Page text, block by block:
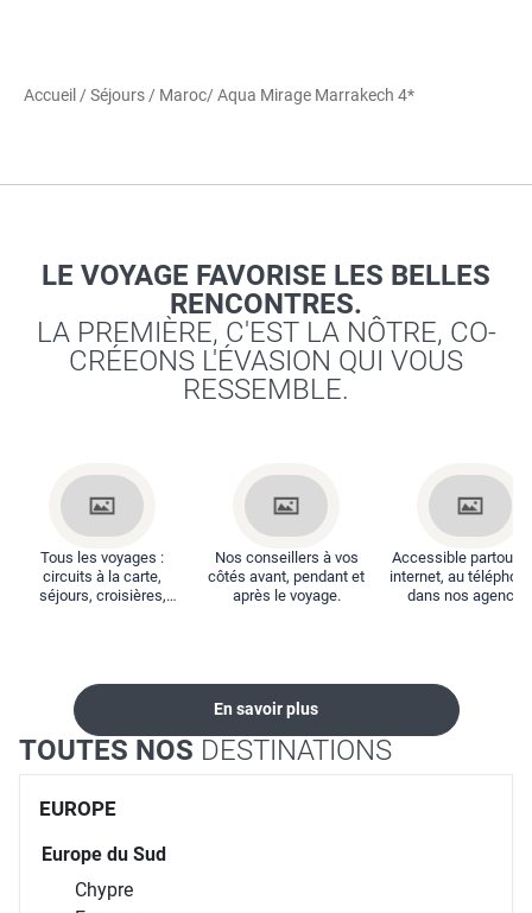
Accueil /Séjours / Maroc/ Aqua Mirage Marrakech 4*
LE VOYAGE FAVORISE LES BELLES
RENCONTRES.
LA PREMIÈRE, C'EST LA NÔTRE, CO-
CRÉEONS L'ÉVASION QUI VOUS
RESSEMBLE.
Tous les voyages :
circuits à la carte,
séjours, croisières,
Nos conseillers à vos
côtés avant, pendant et
après le voyage.
Accessible partout :
internet, au
dans nos
En savoir plus
TOUTES NOS DESTINATIONS
EUROPE
Europe du Sud
Chypre